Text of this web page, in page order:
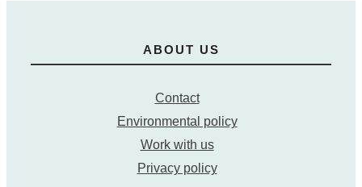
ABOUT US
Contact
Environmental policy
Work with us
Privacy policy